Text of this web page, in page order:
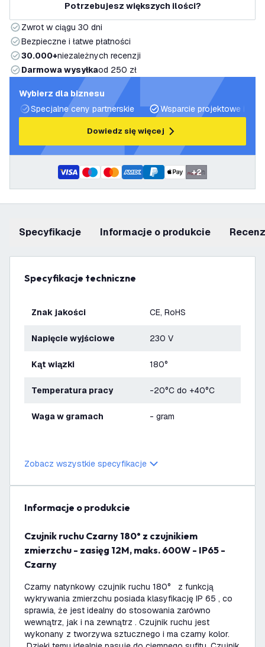
Potrzebujesz większych ilości?
Zwrot w ciągu 30 dni
Bezpieczne i łatwe płatności
30.000+niezależnych recenzji
Darmowa wysyłkaod 250 zł
Wybierz dla biznesu
Specjalne ceny partnerskie
Wsparcie projektowe i
Dowiedz się więcej
+2
Specyfikacje informacje o produkcie
Specyfikacje techniczne
Znak jakości CE, RoHS
Napięcie wyjściowe 230 V
Kąt wiązki 180°
Temperatura pracy -20°C do +40°C
Waga w gramach - gram
Zobacz wszystkie specyfikacje
informacje o produkcie
Czujnik ruchu Czarny 180° z czujnikiem
zmierzchu - zasięg 12M, maks. 600W - IP65 -
Czarny
Czarny natynkowy czujnik ruchu 180° z funkcją
wykrywania zmierzchu posiada klasyfikację IP 65 , co
sprawia, że jest idealny do stosowania zarówno
wewnątrz, jak i na zewnątrz . Czujnik ruchu jest
wykonany z tworzywa sztucznego i ma czarny kolor.